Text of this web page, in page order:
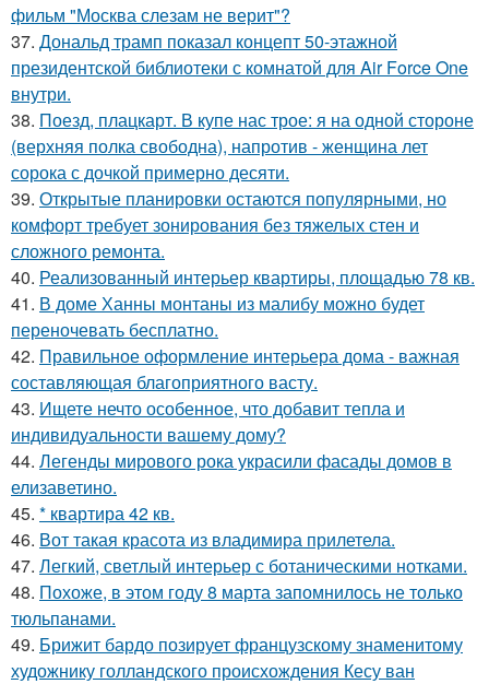
фильм "Москва слезам не верит"?
37. Дональд трамп показал концепт 50-этажной
президентской библиотеки с комнатой для Air Force One
внутри.
38. Поезд, плацкарт. В купе нас трое: я на одной стороне
(верхняя полка свободна), напротив - женщина лет
сорока с дочкой примерно десяти.
39. Открытые планировки остаются популярными, но
комфорт требует зонирования без тяжелых стен и
сложного ремонта.
40. Реализованный интерьер квартиры, площадью 78 кв.
41. В доме Ханны монтаны из малибу можно будет
переночевать бесплатно.
42. Правильное оформление интерьера дома - важная
составляющая благоприятного васту.
43. Ищете нечто особенное, что добавит тепла и
индивидуальности вашему дому?
44. Легенды мирового рока украсили фасады домов в
елизаветино.
45. * квартира 42 кв.
46. Вот такая красота из владимира прилетела.
47. Легкий, светлый интерьер с ботаническими нотками.
48. Похоже, в этом году 8 марта запомнилось не только
тюльпанами.
49. Брижит бардо позирует французскому знаменитому
художнику голландского происхождения Кесу ван